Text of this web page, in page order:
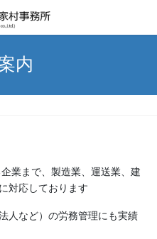
内
業まで、製造業、運送業、建
対応しております
人など）の労務管理にも実績